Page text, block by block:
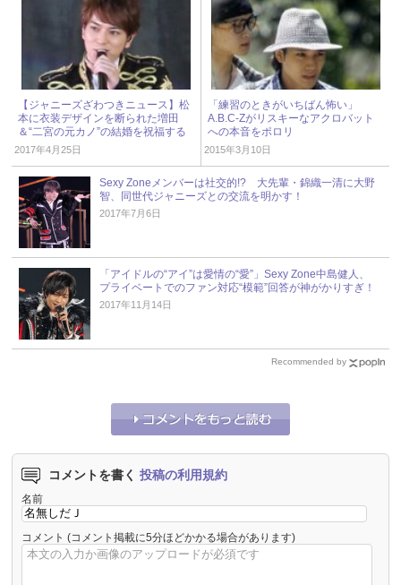
【ジャニーズざわつきニュース】松
本に衣装デザインを断られた増田
＆“二宮の元カノ”の結婚を祝福する
相葉
2017年4月25日
「練習のときがいちばん怖い」
A.B.C-Zがリスキーなアクロバット
への本音をポロリ
2015年3月10日
Sexy Zoneメンバーは社交的!? 大先輩・錦織一清に大野
智、同世代ジャニーズとの交流を明かす！
2017年7月6日
「アイドルの“アイ”は愛情の“愛”」Sexy Zone中島健人、
プライベートでのファン対応“模範”回答が神がかりすぎ！
2017年11月14日
Recommended by
コメントを書く 投稿の利用規約
名前
コメント (コメント掲載に5分ほどかかる場合があります)